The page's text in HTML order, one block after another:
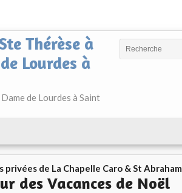
Thérèse à
Lourdes à
de Lourdes à Saint
privées de La Chapelle Caro & St Abraham
des Vacances de Noël